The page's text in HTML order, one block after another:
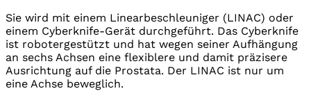
Sie wird mit einem Linearbeschleuniger (LINAC) oder
einem Cyberknife-Gerät durchgeführt. Das Cyberknife
ist robotergestützt und hat wegen seiner Aufhängung
an sechs Achsen eine flexiblere und damit präzisere
Ausrichtung auf die Prostata. Der LINAC ist nur um
eine Achse beweglich.